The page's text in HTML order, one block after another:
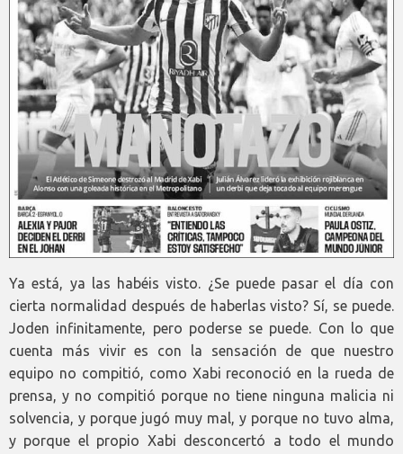
Ya está, ya las habéis visto. ¿Se puede pasar el día con
cierta normalidad después de haberlas visto? Sí, se puede.
Joden infinitamente, pero poderse se puede. Con lo que
cuenta más vivir es con la sensación de que nuestro
equipo no compitió, como Xabi reconoció en la rueda de
prensa, y no compitió porque no tiene ninguna malicia ni
solvencia, y porque jugó muy mal, y porque no tuvo alma,
y porque el propio Xabi desconcertó a todo el mundo